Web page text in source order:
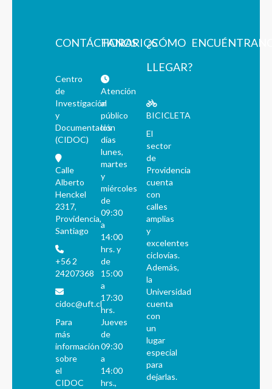
CONTÁCTANOS
Centro
de
Investigación
y
Documentación
(CIDOC)
Calle
Alberto
Henckel
2317,
Providencia,
Santiago
+56 2
24207368
cidoc@uft.cl
Para
más
información
sobre
el
CIDOC
HORARIOS
Atención
al
público
los
días
lunes,
martes
y
miércoles
de
09:30
a
14:00
hrs. y
de
15:00
a
17:30
hrs.
Jueves
de
09:30
a
14:00
hrs.,
¿CÓMO
LLEGAR?
BICICLETA
El
sector
de
Providencia
cuenta
con
calles
amplias
y
excelentes
ciclovías.
Además,
la
Universidad
cuenta
con
un
lugar
especial
para
dejarlas.